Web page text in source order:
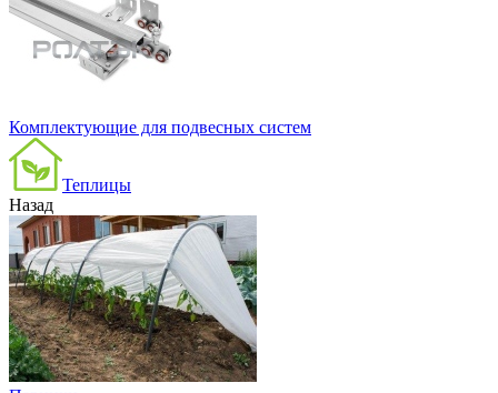
Комплектующие для подвесных систем
Теплицы
Назад